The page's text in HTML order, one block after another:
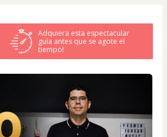
Adquiera esta espectacular
guía antes que se agote el
tiempo!